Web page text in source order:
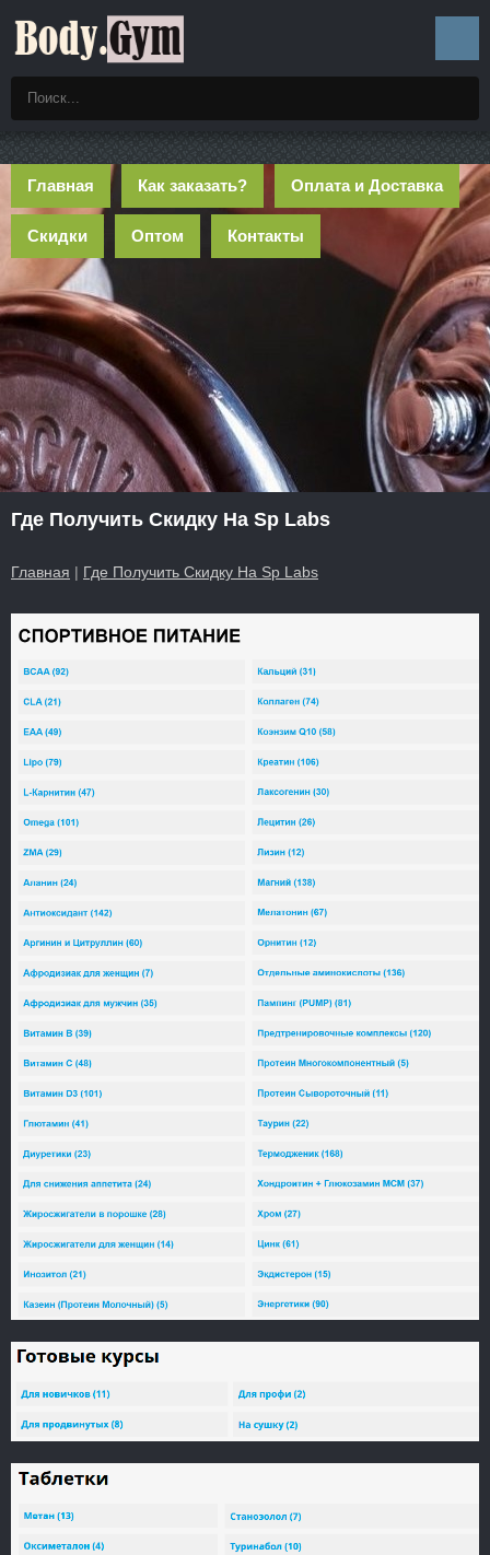
Главная Как заказать? Оплата и Доставка
Скидки Оптом Контакты
Где Получить Скидку На Sp Labs
Главная | Где Получить Скидку На Sp Labs